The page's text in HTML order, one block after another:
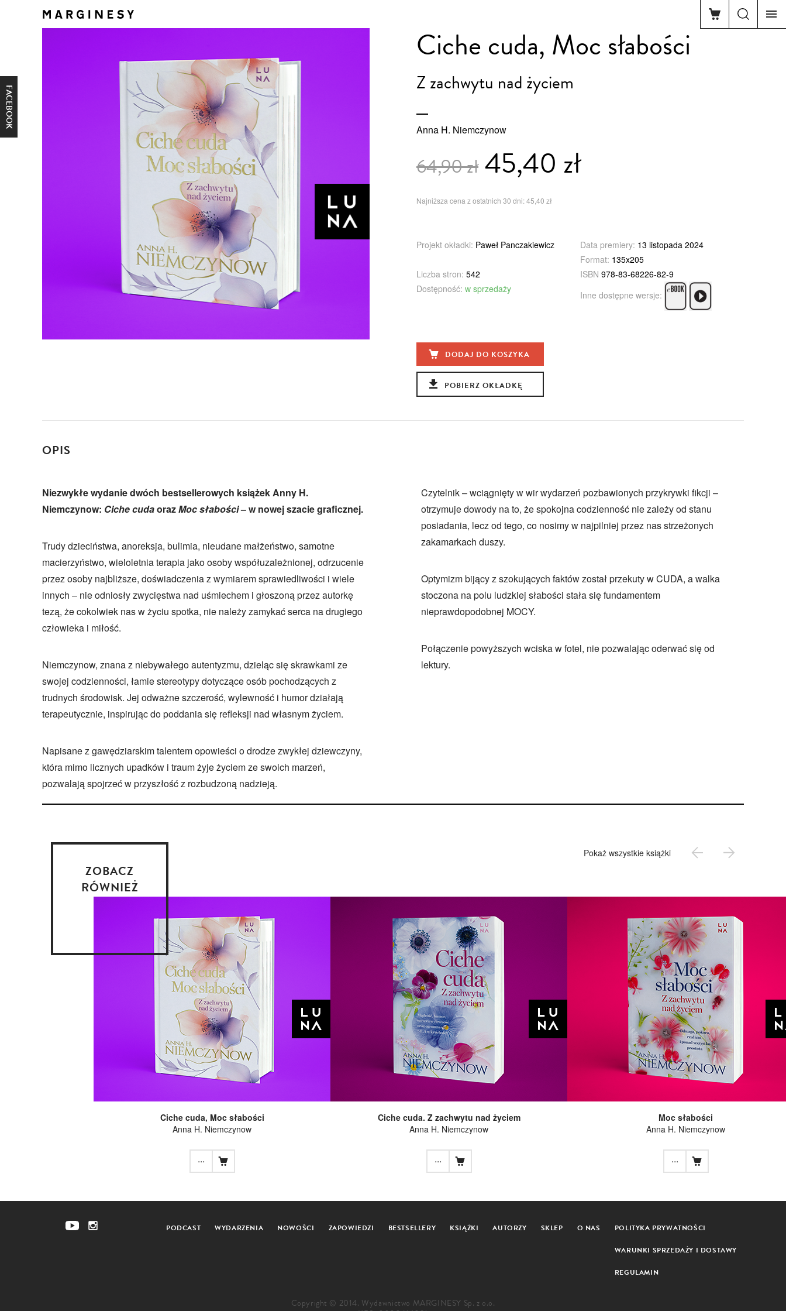
FACEBOOK
Ciche cuda, Moc słabości
Z zachwytu nad życiem
Anna H. Niemczynow
64,90 zł45,40 zł
Najniższa cena z ostatnich 30 dni: 45,40 zł
Projekt okładki: Paweł Panczakiewicz Data premiery: 13 listopada 2024
Format: 135x205
Liczba stron: 542 ISBN 978-83-68226-82-9
Dostępność: w sprzedaży
Inne dostępne wersje:
DODAJ DO KOSZYKA
POBIERZ OKŁADKĘ
OPIS
Niezwykłe wydanie dwóch bestsellerowych książek Anny H.
Niemczynow: Ciche cudaorazMoc słabości– w nowej szacie graficznej.
Trudy dzieciństwa, anoreksja, bulimia, nieudane małżeństwo, samotne
macierzyństwo, wieloletnia terapia jako osoby współuzależnionej, odrzucenie
przez osoby najbliższe, doświadczenia z wymiarem sprawiedliwości i wiele
innych – nie odniosły zwycięstwa nad uśmiechem i głoszoną przez autorkę
tezą, że cokolwiek nas w życiu spotka, nie należy zamykać serca na drugiego
człowieka i miłość.
Niemczynow, znana z niebywałego autentyzmu, dzieląc się skrawkami ze
swojej codzienności, łamie stereotypy dotyczące osób pochodzących z
trudnych środowisk. Jej odważne szczerość, wylewność i humor działają
terapeutycznie, inspirując do poddania się refleksji nad własnym życiem.
Napisane z gawędziarskim talentem opowieści o drodze zwykłej dziewczyny,
która mimo licznych upadków i traum żyje życiem ze swoich marzeń,
pozwalają spojrzeć w przyszłość z rozbudzoną nadzieją.
Czytelnik – wciągnięty w wir wydarzeń pozbawionych przykrywki fikcji –
otrzymuje dowody na to, że spokojna codzienność nie zależy od stanu
posiadania, lecz od tego, co nosimy w najpilniej przez nas strzeżonych
zakamarkach duszy.
Optymizm bijący z szokujących faktów został przekuty w CUDA, a walka
stoczona na polu ludzkiej słabości stała się fundamentem
nieprawdopodobnej MOCY.
Połączenie powyższych wciska w fotel, nie pozwalając oderwać się od
lektury.
ZOBACZ
RÓWNIEŻ
Pokaż wszystkie książki
Ciche cuda, Moc słabości
Anna H. Niemczynow
...
Ciche cuda. Z zachwytu nad życiem
Anna H. Niemczynow
...
Moc słabości
Anna H. Niemczynow
...
PODCAST WYDARZENIA NOWOŚCI ZAPOWIEDZI BESTSELLERY KSIĄŻKI AUTORZY SKLEP O NAS POLITYKA PRYWATNOŚCI
WARUNKI SPRZEDAŻY I DOSTAWY
REGULAMIN
Copyright © 2014. Wydawnictwo MARGINESY Sp. z o.o.